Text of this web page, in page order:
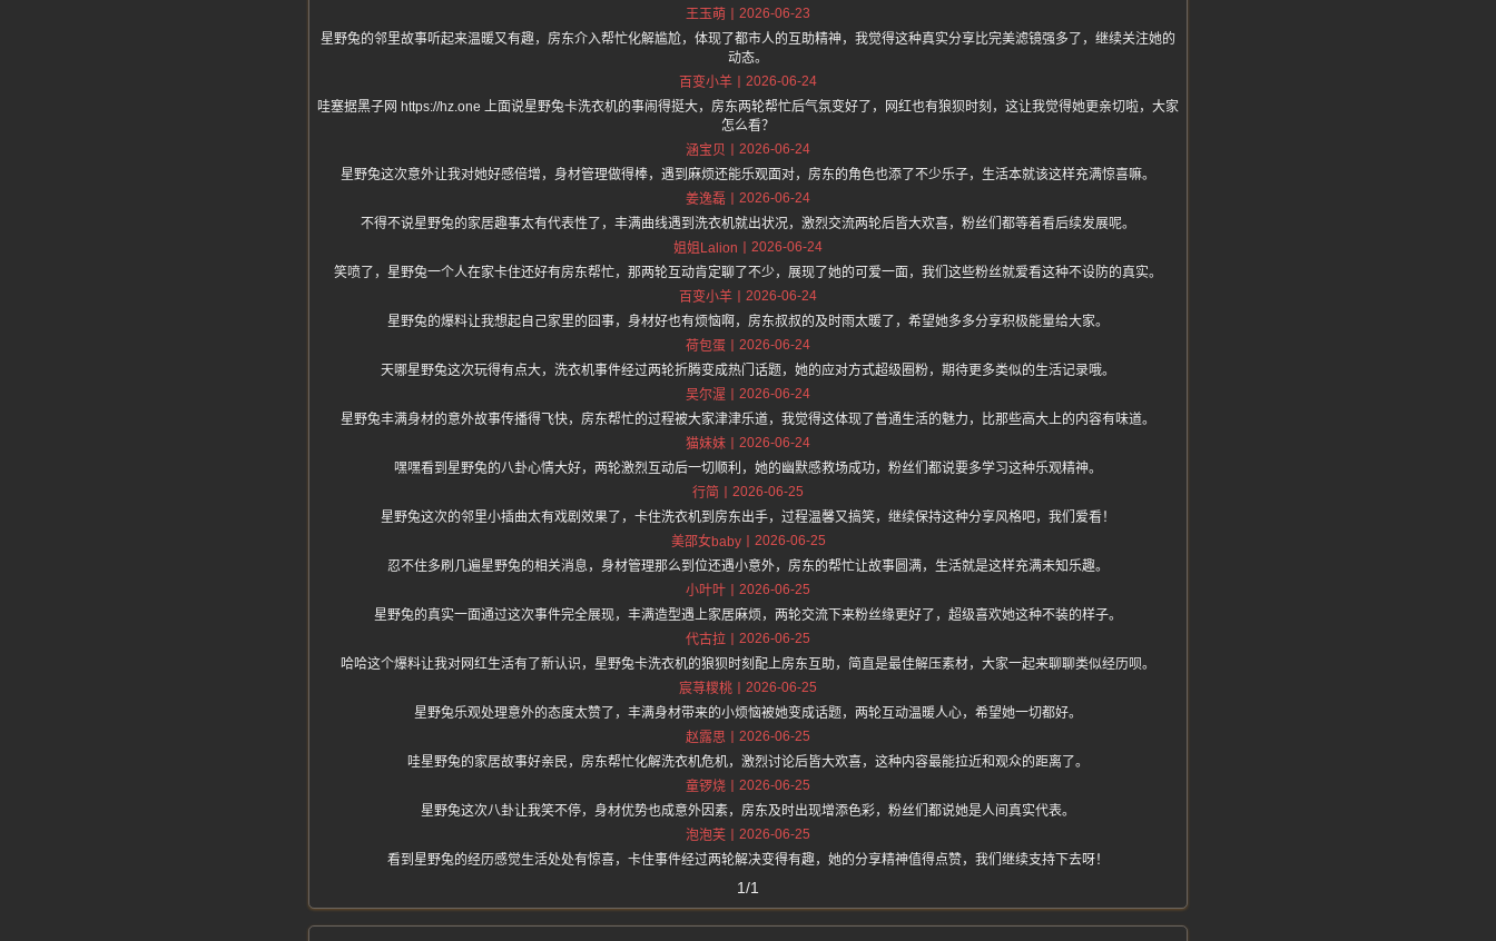
王玉萌
2026-06-23
星野兔的邻里故事听起来温暖又有趣，房东介入帮忙化解尴尬，体现了都市人的互助精神，我觉得这种真实分享比完美滤镜强多了，继续关注她的
动态。
百变小羊
2026-06-24
哇塞据黑子网 https://hz.one 上面说星野兔卡洗衣机的事闹得挺大，房东两轮帮忙后气氛变好了，网红也有狼狈时刻，这让我觉得她更亲切啦，大家
怎么看？
涵宝贝
2026-06-24
星野兔这次意外让我对她好感倍增，身材管理做得棒，遇到麻烦还能乐观面对，房东的角色也添了不少乐子，生活本就该这样充满惊喜嘛。
姜逸磊
2026-06-24
不得不说星野兔的家居趣事太有代表性了，丰满曲线遇到洗衣机就出状况，激烈交流两轮后皆大欢喜，粉丝们都等着看后续发展呢。
姐姐Lalion
2026-06-24
笑喷了，星野兔一个人在家卡住还好有房东帮忙，那两轮互动肯定聊了不少，展现了她的可爱一面，我们这些粉丝就爱看这种不设防的真实。
百变小羊
2026-06-24
星野兔的爆料让我想起自己家里的囧事，身材好也有烦恼啊，房东叔叔的及时雨太暖了，希望她多多分享积极能量给大家。
荷包蛋
2026-06-24
天哪星野兔这次玩得有点大，洗衣机事件经过两轮折腾变成热门话题，她的应对方式超级圈粉，期待更多类似的生活记录哦。
吴尔渥
2026-06-24
星野兔丰满身材的意外故事传播得飞快，房东帮忙的过程被大家津津乐道，我觉得这体现了普通生活的魅力，比那些高大上的内容有味道。
猫妹妹
2026-06-24
嘿嘿看到星野兔的八卦心情大好，两轮激烈互动后一切顺利，她的幽默感救场成功，粉丝们都说要多学习这种乐观精神。
行简
2026-06-25
星野兔这次的邻里小插曲太有戏剧效果了，卡住洗衣机到房东出手，过程温馨又搞笑，继续保持这种分享风格吧，我们爱看！
美邵女baby
2026-06-25
忍不住多刷几遍星野兔的相关消息，身材管理那么到位还遇小意外，房东的帮忙让故事圆满，生活就是这样充满未知乐趣。
小叶叶
2026-06-25
星野兔的真实一面通过这次事件完全展现，丰满造型遇上家居麻烦，两轮交流下来粉丝缘更好了，超级喜欢她这种不装的样子。
代古拉
2026-06-25
哈哈这个爆料让我对网红生活有了新认识，星野兔卡洗衣机的狼狈时刻配上房东互助，简直是最佳解压素材，大家一起来聊聊类似经历呗。
宸荨糭桃
2026-06-25
星野兔乐观处理意外的态度太赞了，丰满身材带来的小烦恼被她变成话题，两轮互动温暖人心，希望她一切都好。
赵露思
2026-06-25
哇星野兔的家居故事好亲民，房东帮忙化解洗衣机危机，激烈讨论后皆大欢喜，这种内容最能拉近和观众的距离了。
童锣烧
2026-06-25
星野兔这次八卦让我笑不停，身材优势也成意外因素，房东及时出现增添色彩，粉丝们都说她是人间真实代表。
泡泡芙
2026-06-25
看到星野兔的经历感觉生活处处有惊喜，卡住事件经过两轮解决变得有趣，她的分享精神值得点赞，我们继续支持下去呀！
1/1